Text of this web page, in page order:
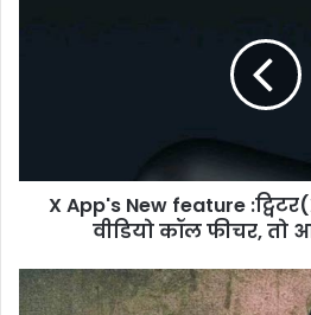
वीडियो
आयेगा
ये
X App's New feature
वीडियो कॉल फीचर,
CG
News